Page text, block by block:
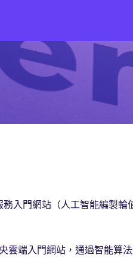
入門網站（人工智能編製輪
雲端入門網站，通過智能算